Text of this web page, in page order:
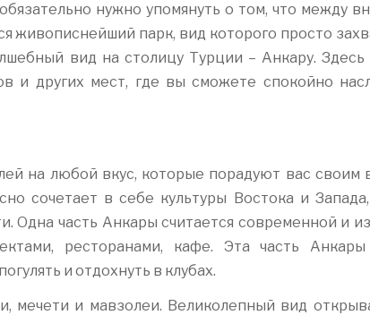
нужно упомянуть о том, что между
живописнейший парк, вид которого просто
вид на столицу Турции – Анкару. Здесь
и других мест, где вы сможете спокойно
на любой вкус, которые порадуют вас своим
сочетает в себе культуры Востока и
Одна часть Анкары считается современной и
ресторанами, кафе. Эта часть
и отдохнуть в клубах.
мечети и мавзолеи. Великолепный вид